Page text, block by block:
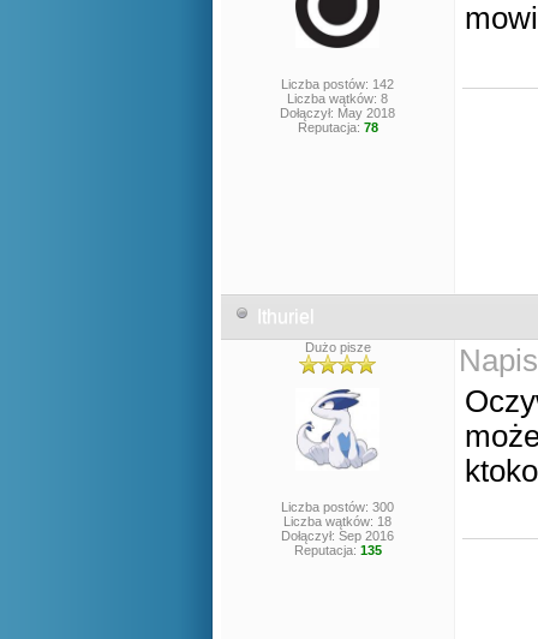
Liczba postów: 142
Liczba wątków: 8
Dołączył: May 2018
Reputacja: 78
Ithuriel
Dużo pisze
Liczba postów: 300
Liczba wątków: 18
Dołączył: Sep 2016
Reputacja: 135